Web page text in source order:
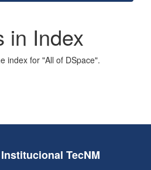
in Index
index for "All of DSpace".
TecNM